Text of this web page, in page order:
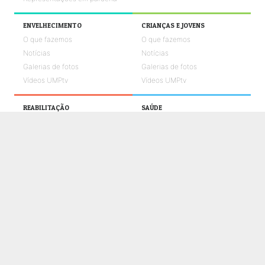
ENVELHECIMENTO
O que fazemos
Notícias
Galerias de fotos
Vídeos UMPtv
CRIANÇAS E JOVENS
O que fazemos
Notícias
Galerias de fotos
Vídeos UMPtv
REABILITAÇÃO SAÚDE